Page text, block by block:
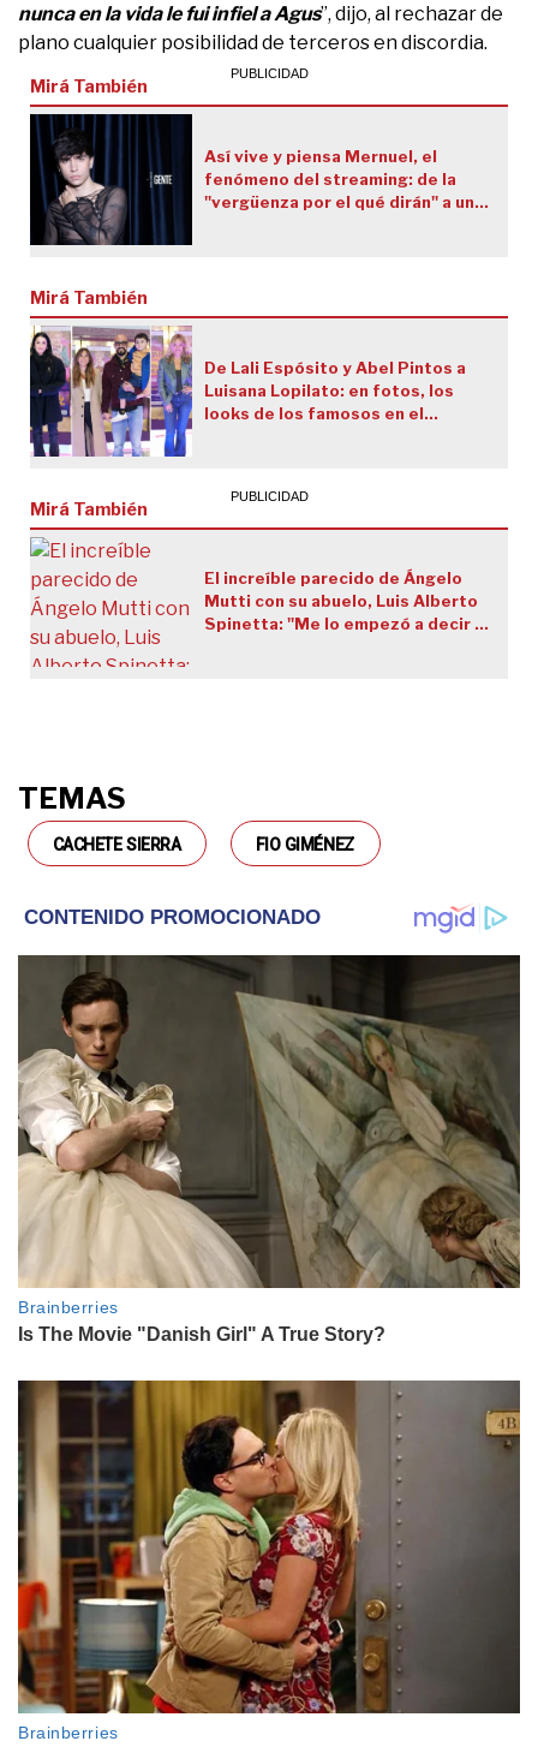
nunca en la vida le fui infiel a Agus”, dijo, al rechazar de
plano cualquier posibilidad de terceros en discordia.
Mirá También
Así vive y piensa Mernuel, el
fenómeno del streaming: de la
"vergüenza por el qué dirán" a un
Mirá También
De Lali Espósito y Abel Pintos a
Luisana Lopilato: en fotos, los
looks de los famosos en el
Mirá También
El increíble parecido de Ángelo
Mutti con su abuelo, Luis Alberto
Spinetta: "Me lo empezó a decir la
TEMAS
CACHETE SIERRA FIO GIMÉNEZ